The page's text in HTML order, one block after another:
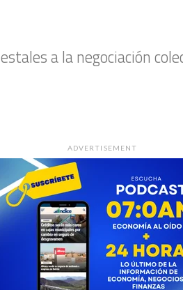
a la negociación
ADVERTISEMENT